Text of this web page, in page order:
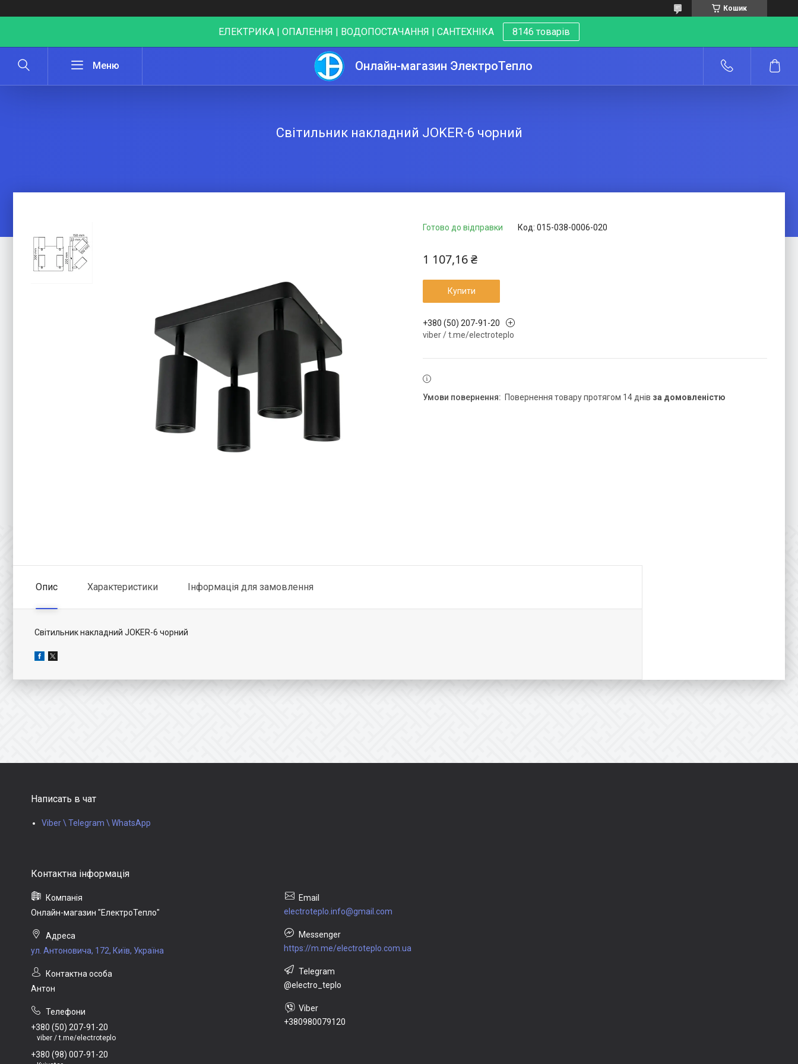
Кошик
ЕЛЕКТРИКА | ОПАЛЕННЯ | ВОДОПОСТАЧАННЯ | САНТЕХНІКА 8146 товарів
Онлайн-магазин ЭлектроТепло
Світильник накладний JOKER-6 чорний
Готово до відправки Код: 015-038-0006-020
1 107,16 ₴
Купити
+380 (50) 207-91-20
viber / t.me/electroteplo
повернення товару протягом 14 днів за домовленістю
Опис Характеристики Інформація для замовлення
Світильник накладний JOKER-6 чорний
Написать в чат
Viber \ Telegram \ WhatsApp
Онлайн-магазин "ЕлектроТепло"
ул. Антоновича, 172, Київ, Україна
Антон
+380 (50) 207-91-20
viber / t.me/electroteplo
+380 (98) 007-91-20
electroteplo.info@gmail.com
https://m.me/electroteplo.com.ua
@electro_teplo
+380980079120